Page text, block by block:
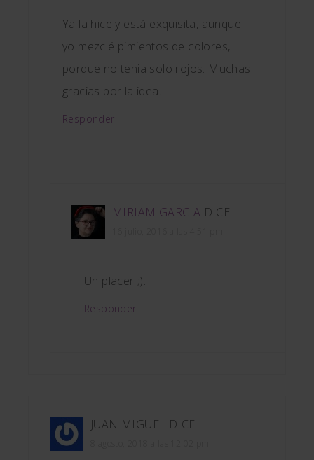
Ya la hice y está exquisita, aunque
yo mezclé pimientos de colores,
porque no tenia solo rojos. Muchas
gracias por la idea.
Responder
MIRIAM GARCIA DICE
Un placer ;).
Responder
JUAN MIGUEL DICE